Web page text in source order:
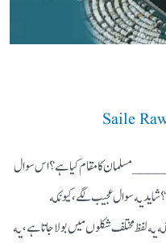
Saile
مسلمان كا مقام كيا ہے؟ اس سوال
يه سوال عجيب لگے، كيونكه
يه لفظ مختلف شكلوں ميں بولا جاتا ہے، يه